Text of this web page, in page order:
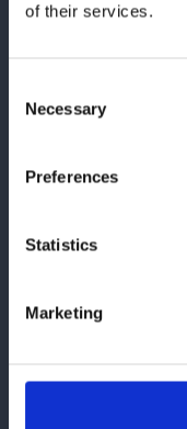
of their services.
Selection
Necessary
Preferences
Statistics
Marketing
Email: